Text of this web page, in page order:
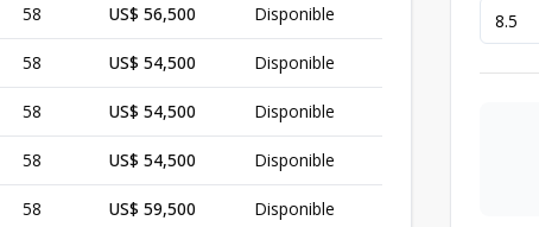
58 US$ 56,500 Disponible
58 US$ 54,500 Disponible
58 US$ 54,500 Disponible
58 US$ 54,500 Disponible
58 US$ 59,500 Disponible